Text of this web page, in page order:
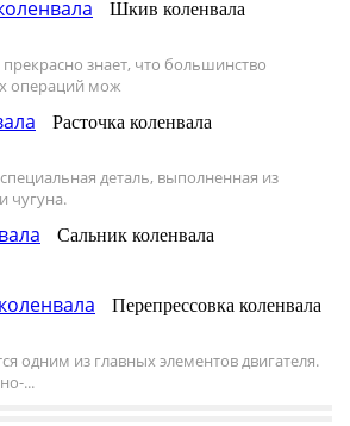
Шкив коленвала
знает, что большинство
операций мож
Расточка коленвала
деталь, выполненная из
чугуна.
Сальник коленвала
Перепрессовка коленвала
одним из главных элементов двигателя.
...